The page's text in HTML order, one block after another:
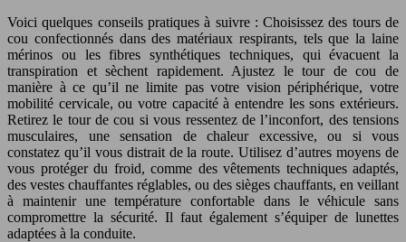
Voici quelques conseils pratiques à suivre : Choisissez des tours de
cou confectionnés dans des matériaux respirants, tels que la laine
mérinos ou les fibres synthétiques techniques, qui évacuent la
transpiration et sèchent rapidement. Ajustez le tour de cou de
manière à ce qu’il ne limite pas votre vision périphérique, votre
mobilité cervicale, ou votre capacité à entendre les sons extérieurs.
Retirez le tour de cou si vous ressentez de l’inconfort, des tensions
musculaires, une sensation de chaleur excessive, ou si vous
constatez qu’il vous distrait de la route. Utilisez d’autres moyens de
vous protéger du froid, comme des vêtements techniques adaptés,
des vestes chauffantes réglables, ou des sièges chauffants, en veillant
à maintenir une température confortable dans le véhicule sans
compromettre la sécurité. Il faut également s’équiper de lunettes
adaptées à la conduite.